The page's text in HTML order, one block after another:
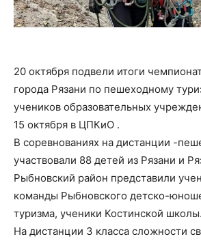
20 октября подвели итоги
города Рязани по пешеходному
учеников образовательных
15 октября в ЦПКиО .
В соревнованиях на дистанции -
участвовали 88 детей из Рязани и
Рыбновский район представили
команды Рыбновского детско-
туризма, ученики Костинской школы.
На дистанции 3 класса сложности